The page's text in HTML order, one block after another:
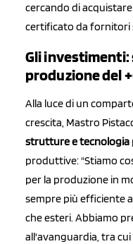
cercando di
certificato da fornitori
Gli
produzione del
Alla luce di un
crescita, Mastro
strutture e tecnologia
produttive: "Stiamo
per la produzione in
sempre più efficiente
che esteri. Abbiamo
all'avanguardia, tra cui